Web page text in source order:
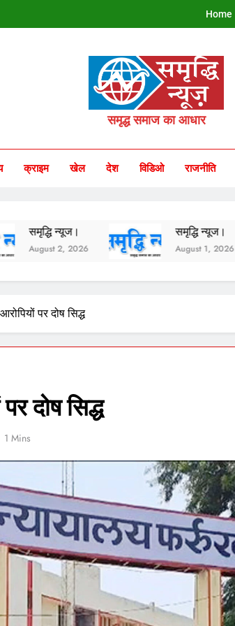
Home
Samachar
समृद्ध समाज का आधार
क्राइम खेल देश विडिओ राजनीति
2, 2026
समृद्धि न्यूज।
August 1, 2026
पर दोष सिद्ध
दोष सिद्ध
1 Mins